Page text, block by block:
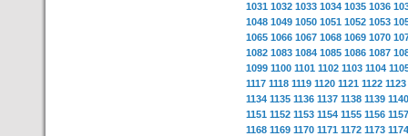
1031 1032 1033 1034 1035 1036
1048 1049 1050 1051 1052 1053
1065 1066 1067 1068 1069 1070
1082 1083 1084 1085 1086 1087
1099 1100 1101 1102 1103 1104
1117 1118 1119 1120 1121 1122 1123
1134 1135 1136 1137 1138 1139 1140
1151 1152 1153 1154 1155 1156 1157
1168 1169 1170 1171 1172 1173 1174